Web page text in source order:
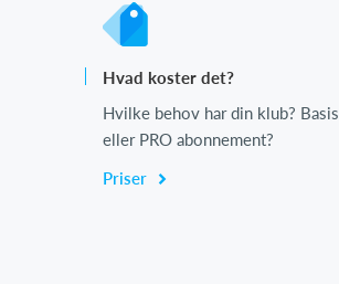
Hvad koster det?
Hvilke behov har din klub? Basis
eller PRO abonnement?
Priser